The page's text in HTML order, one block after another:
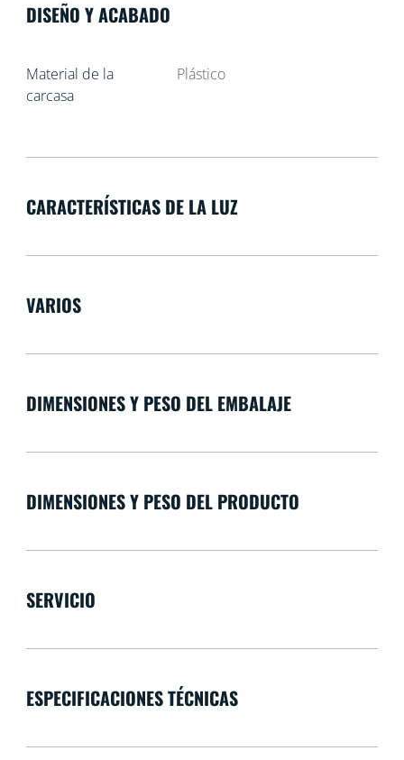
DISEÑO Y ACABADO
Material de la
carcasa
Plástico
CARACTERÍSTICAS DE LA LUZ
VARIOS
DIMENSIONES Y PESO DEL EMBALAJE
DIMENSIONES Y PESO DEL PRODUCTO
SERVICIO
ESPECIFICACIONES TÉCNICAS